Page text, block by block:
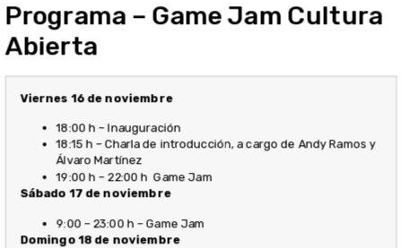
Programa – Game Jam Cultura
Abierta
Viernes 16 de noviembre
18:00 h – Inauguración
18:15 h – Charla de introducción, a cargo de Andy Ramos y
Álvaro Martínez
19:00 h – 22:00 h Game Jam
Sábado 17 de noviembre
9:00 – 23:00 h – Game Jam
Domingo 18 de noviembre